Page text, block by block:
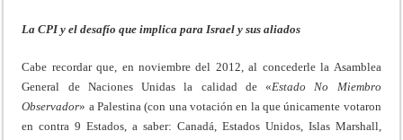
La CPI y el desafío que implica para Israel y sus aliados
Cabe recordar que, en noviembre del 2012, al concederle la Asamblea
General de Naciones Unidas la calidad de «Estado No Miembro
Observador» a Palestina (con una votación en la que únicamente votaron
en contra 9 Estados, a saber: Canadá, Estados Unidos, Islas Marshall,